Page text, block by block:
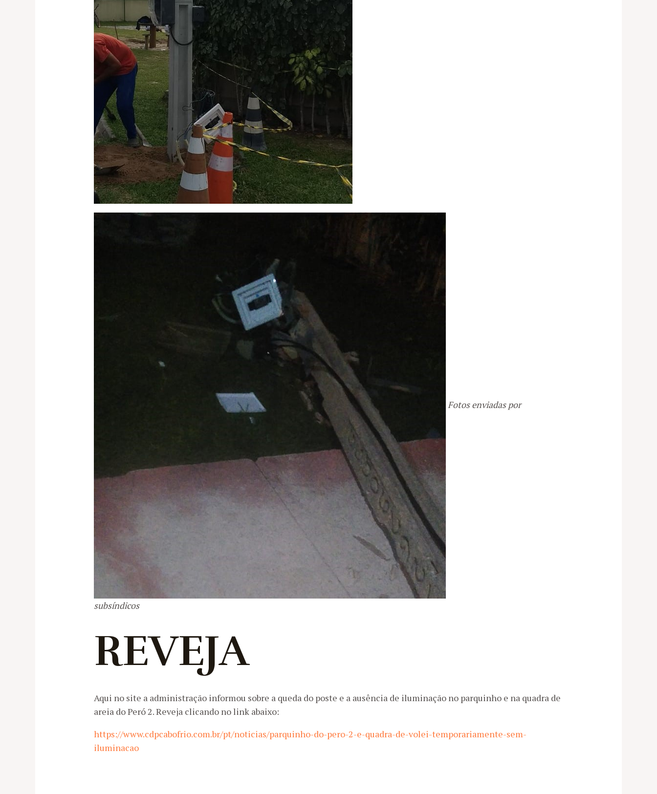
Fotos enviadas por
subsíndicos
REVEJA
Aqui no site a administração informou sobre a queda do poste e a ausência de iluminação no parquinho e na quadra de
areia do Peró 2. Reveja clicando no link abaixo:
https://www.cdpcabofrio.com.br/pt/noticias/parquinho-do-pero-2-e-quadra-de-volei-temporariamente-sem-
iluminacao